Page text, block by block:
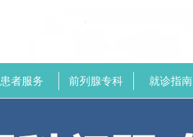
患者服务 前列腺专科 就诊指南